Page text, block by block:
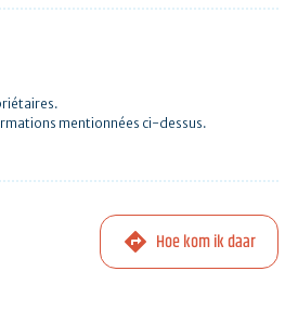
mentionnées ci-dessus.
Hoe kom ik daar